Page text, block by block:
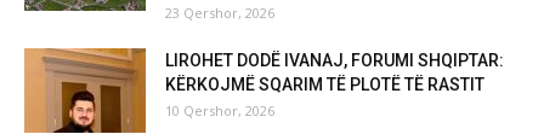
23 Qershor, 2026
LIROHET DODË IVANAJ, FORUMI SHQIPTAR:
KËRKOJMË SQARIM TË PLOTË TË RASTIT
10 Qershor, 2026